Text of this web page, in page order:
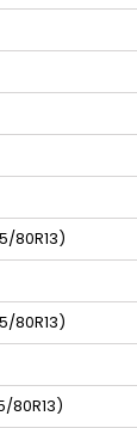
80R13)
80R13)
80R13)